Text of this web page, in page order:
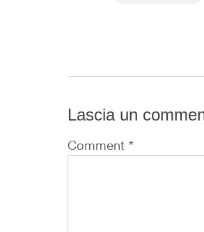
Lascia un
Comment *